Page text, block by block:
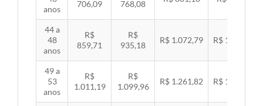
anos
706,09
768,08
44 a
48
anos
R$
859,71
R$
935,18
R$ 1.072,79 R$ 1.105,53
49 a
53
anos
R$
1.011,19
R$
1.099,96
R$ 1.261,82 R$ 1.300,32